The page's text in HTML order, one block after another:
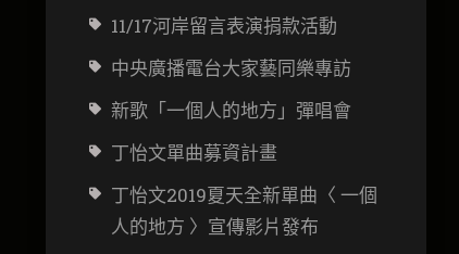
11/17河岸留言表演捐款活動
中央廣播電台大家藝同樂專訪
新歌「一個人的地方」彈唱會
丁怡文單曲募資計畫
丁怡文2019夏天全新單曲〈 一個
人的地方 〉宣傳影片發布